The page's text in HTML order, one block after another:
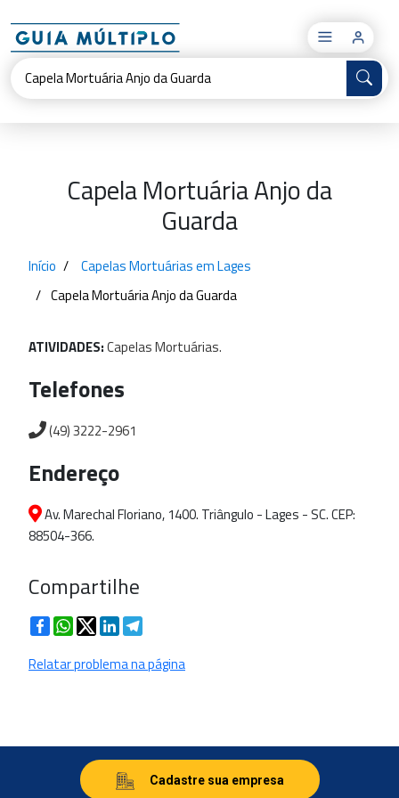
×
Capela Mortuária Anjo da
Guarda
Início
Capelas Mortuárias em Lages
Capela Mortuária Anjo da Guarda
ATIVIDADES:CapelasMortuárias.
Telefones
(49) 3222-2961
Endereço
Av. Marechal Floriano, 1400. Triângulo - Lages - SC. CEP:
88504-366.
Compartilhe
FacebookWhatsApp
TwitterLinkedIn
Relatar problema na página
Cadastre sua empresa